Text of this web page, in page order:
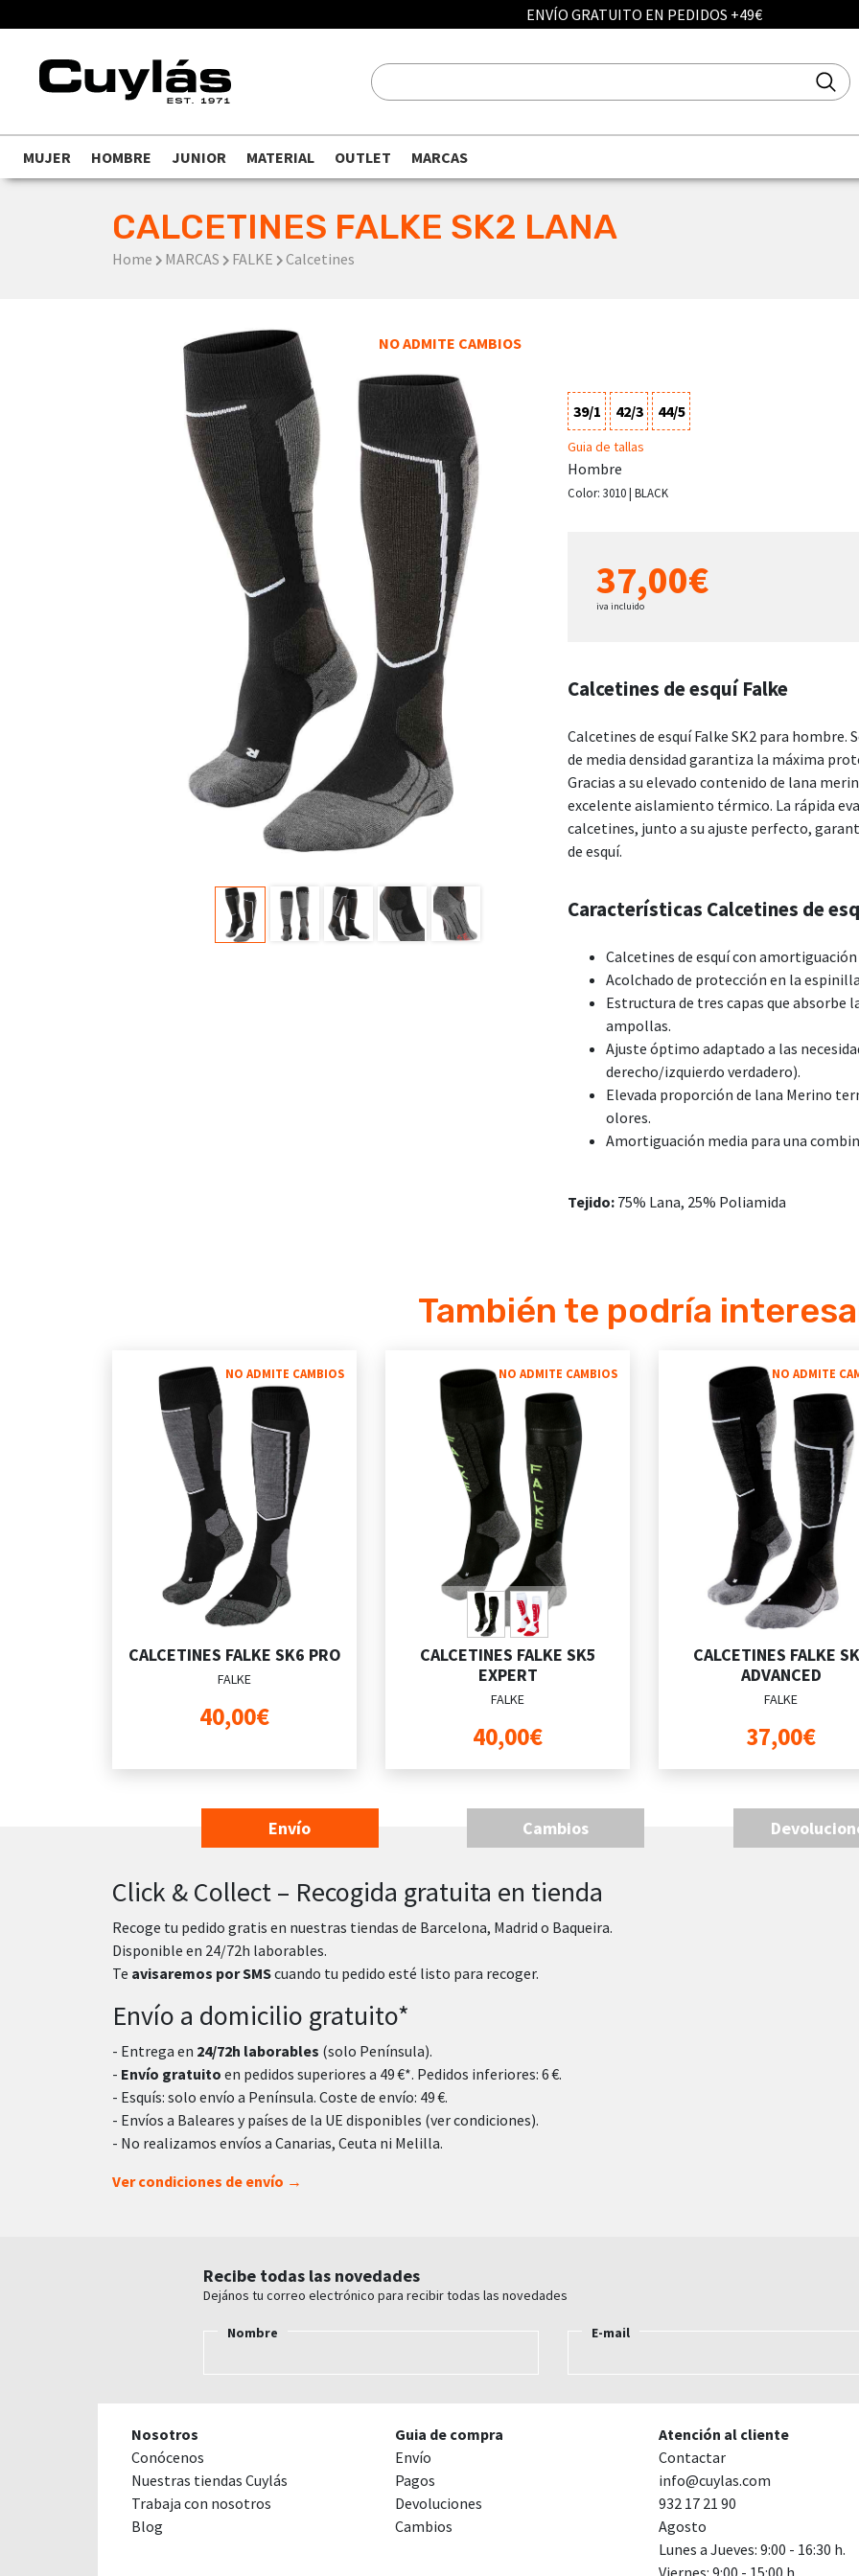
ENVÍO GRATUITO EN PEDIDOS +49€
MUJER HOMBRE JUNIOR MATERIAL OUTLET MARCAS
CALCETINES FALKE SK2 LANA
Home MARCAS FALKE Calcetines
NO ADMITE CAMBIOS
39/1 42/3 44/5
Guia de tallas
Hombre
Color: 3010 | BLACK
37,00€
iva incluido
Calcetines de esquí Falke
Calcetines de esquí Falke SK2 para hombre.
de media densidad garantiza la máxima
Gracias a su elevado contenido de lana
excelente aislamiento térmico. La rápida
calcetines, junto a su ajuste perfecto,
de esquí.
Características Calcetines de
Calcetines de esquí con
Acolchado de protección en la
Estructura de tres capas que absorbe
ampollas.
Ajuste óptimo adaptado a las
derecho/izquierdo verdadero).
Elevada proporción de lana Merino
olores.
Amortiguación media para una
Tejido: 75% Lana, 25% Poliamida
También te podría
NO ADMITE CAMBIOS
CALCETINES FALKE SK6 PRO
FALKE
40,00€
NO ADMITE CAMBIOS
CALCETINES FALKE SK5
EXPERT
FALKE
40,00€
NO ADMITE
CALCETINES FALKE
ADVANCED
FALKE
37,00€
Envío Cambios
Click & Collect – Recogida gratuita en tienda
Recoge tu pedido gratis en nuestras tiendas de Barcelona, Madrid o Baqueira.
Disponible en 24/72h laborables.
Te avisaremos por SMScuando tu pedido esté listo para recoger.
Envío a domicilio gratuito*
- Entrega en 24/72h laborables (solo Península).
- Envío gratuito en pedidos superiores a 49 €*. Pedidos inferiores: 6 €.
- Esquís: solo envío a Península. Coste de envío: 49 €.
- Envíos a Baleares y países de la UE disponibles (ver condiciones).
- No realizamos envíos a Canarias, Ceuta ni Melilla.
Ver condiciones de envío →
Recibe todas las novedades
Dejános tu correo electrónico para recibir todas las novedades
Nombre E-mail
Nosotros
Conócenos
Nuestras tiendas Cuylás
Trabaja con nosotros
Blog
Guia de compra
Envío
Pagos
Devoluciones
Cambios
Atención al cliente
Contactar
info@cuylas.com
932 17 21 90
Agosto
Lunes a Jueves: 9:00 - 16:30 h.
Viernes: 9:00 - 15:00 h.